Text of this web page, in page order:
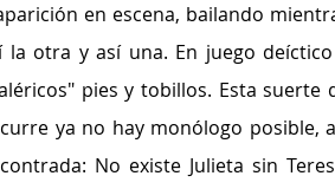
en escena, bailando
la otra y así una. En juego
pies y tobillos. Esta suerte
ya no hay monólogo posible,
No existe Julieta sin